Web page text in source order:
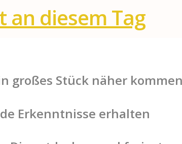
an diesem Tag
großes Stück näher kommen
Erkenntnisse erhalten